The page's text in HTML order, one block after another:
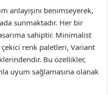
anlayışını benimseyerek,
sunmaktadır. Her bir
sahiptir. Minimalist
renk paletleri, Variant
Bu özellikler,
uyum sağlamasına olanak